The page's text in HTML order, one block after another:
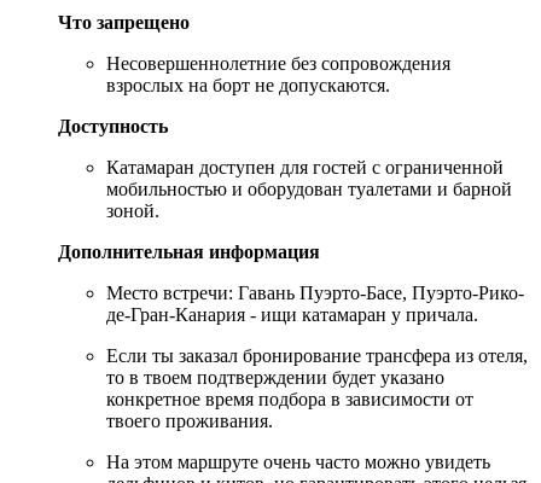
Что запрещено
Несовершеннолетние без сопровождения
взрослых на борт не допускаются.
Доступность
Катамаран доступен для гостей с ограниченной
мобильностью и оборудован туалетами и барной
зоной.
Дополнительная информация
Место встречи: Гавань Пуэрто-Басе, Пуэрто-Рико-
де-Гран-Канария - ищи катамаран у причала.
Если ты заказал бронирование трансфера из отеля,
то в твоем подтверждении будет указано
конкретное время подбора в зависимости от
твоего проживания.
На этом маршруте очень часто можно увидеть